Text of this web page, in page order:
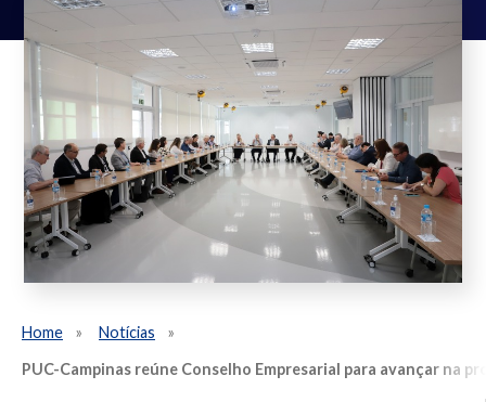
Home
Notícias
PUC-Campinas reúne Conselho Empresarial para avançar na